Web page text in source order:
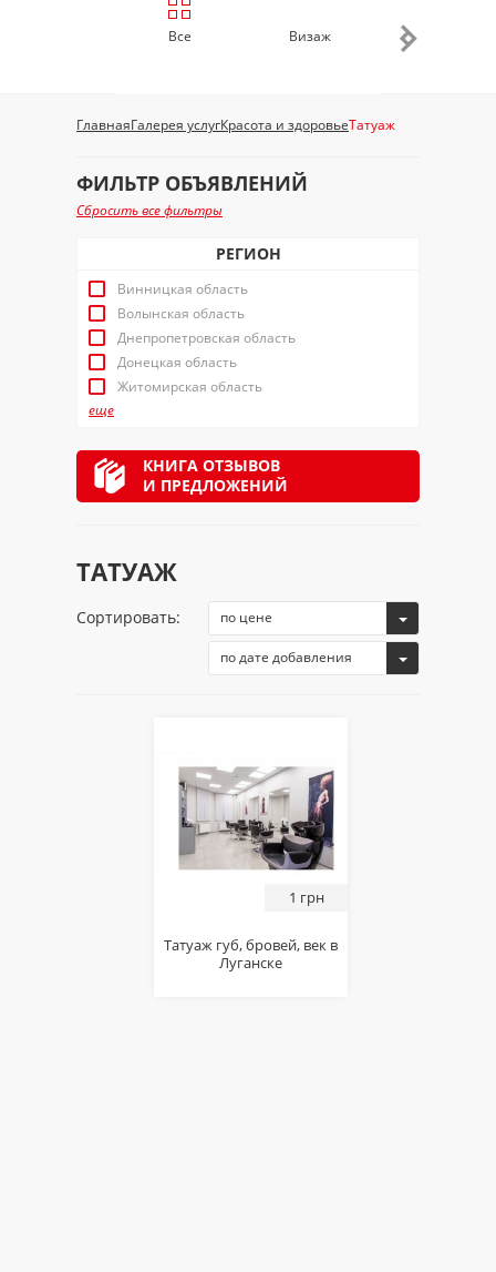
Все Визаж Косметолог
ГлавнаяГалерея услугКрасота и здоровьеТатуаж
ФИЛЬТР ОБЪЯВЛЕНИЙ
Сбросить все фильтры
РЕГИОН
Винницкая область
Волынская область
Днепропетровская область
Донецкая область
Житомирская область
еще
КНИГА ОТЗЫВОВ
И ПРЕДЛОЖЕНИЙ
ТАТУАЖ
Сортировать: по цене
по дате добавления
1 грн
Татуаж губ, бровей, век в
Луганcкe